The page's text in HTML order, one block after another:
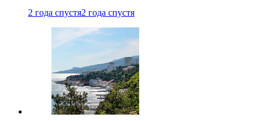
2 года спустя2 года спустя